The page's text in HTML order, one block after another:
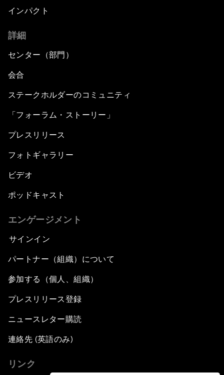
インパクト
詳細
センター（部門）
会合
ステークホルダーのコミュニティ
「フォーラム・ストーリー」
プレスリリース
フォトギャラリー
ビデオ
ポッドキャスト
エンゲージメント
サインイン
パートナー（組織）について
参加する（個人、組織）
プレスリリース登録
ニュースレター購読
連絡先 (英語のみ)
リンク